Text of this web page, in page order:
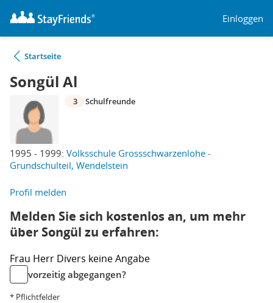
Einloggen
Startseite
Songül Al
1995 - 1999: Volksschule Grossschwarzenlohe -
Grundschulteil, Wendelstein
3 Schulfreunde
Profil melden
Melden Sie sich kostenlos an, um mehr
über Songül zu erfahren:
Frau Herr Divers keine Angabe
vorzeitig abgegangen?
* Pflichtfelder